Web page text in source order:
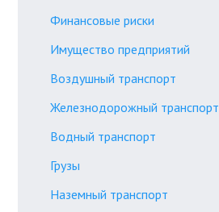
Финансовые риски
Имущество предприятий
Воздушный транспорт
Железнодорожный транспорт
Водный транспорт
Грузы
Наземный транспорт